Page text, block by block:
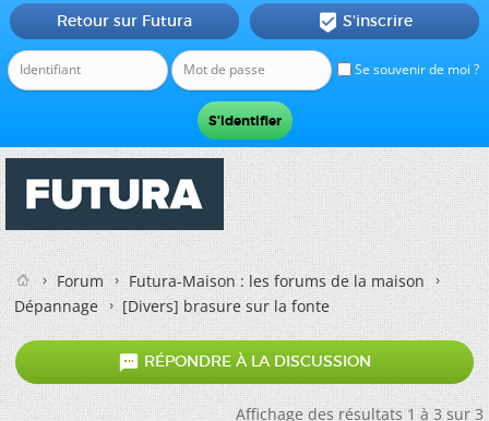
Se souvenir de moi ?
Retour sur Futura  S'inscrire
Forum
Futura-Maison : les forums de la maison
Dépannage
[Divers]brasure sur la fonte
 RÉPONDRE À LA DISCUSSION
Affichage des résultats 1 à 3 sur 3